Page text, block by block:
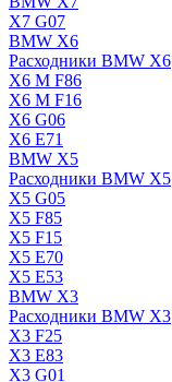
X7 G07
BMW X6
Расходники BMW X6
X6 M F86
X6 M F16
X6 G06
X6 E71
BMW X5
Расходники BMW X5
X5 G05
X5 F85
X5 F15
X5 E70
X5 E53
BMW X3
Расходники BMW X3
X3 F25
X3 E83
X3 G01